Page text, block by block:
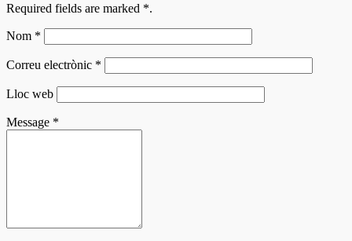
Required fields are marked *.
Nom *
Correu electrònic *
Lloc web
Message *